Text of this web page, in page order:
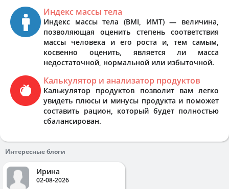
Индекс массы тела
Индекс массы тела (BMI, ИМТ) — величина,
позволяющая оценить степень соответствия
массы человека и его роста и, тем самым,
косвенно оценить, является ли масса
недостаточной, нормальной или избыточной.
Калькулятор и анализатор продуктов
Калькулятор продуктов позволит вам легко
увидеть плюсы и минусы продукта и поможет
составить рацион, который будет полностью
сбалансирован.
Интересные блоги
Ирина
02-08-2026